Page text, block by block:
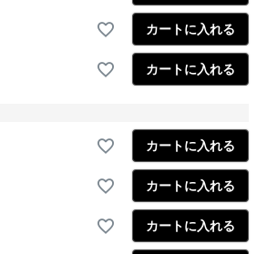
カートに入れる
カートに入れる
カートに入れる
カートに入れる
カートに入れる